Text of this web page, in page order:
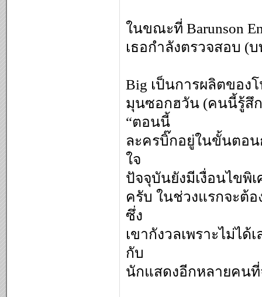
ในขณะที่ Barunson
เธอกำลังตรวจสอบ (
Big เป็นการผลิตของ
มุนซอกฮวัน (คนนี้รู้สึก
“ตอนนี้
ละครบิ๊กอยู่ในขั้นตอ
ใจ
ปัจจุบันยังมีเงื่อนไขพิ
ครับ ในช่วงแรกจะต้
ซึ่ง
เขากังวลเพราะไม่ไ
กับ
นักแสดงอีกหลายคนที่